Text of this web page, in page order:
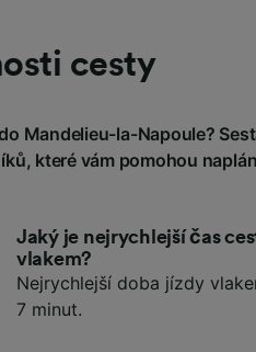
cesty
Mandelieu-la-Napoule?
které vám pomohou
Jaký je nejrychlejší čas
vlakem?
Nejrychlejší doba jízdy
7 minut.